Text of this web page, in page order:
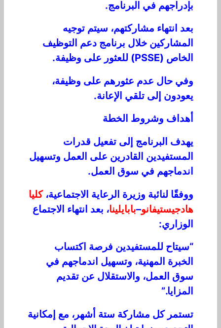
بإدراجهم في البرنامج.
بعد انتهاء مشاركتهم، سيتم توجيه
المشاركين خلال برنامج دعم التوظيف
الخاص (PSSE) للعثور على وظيفة.
وفي حال عدم عثورهم على وظيفة،
يعودون إلى تلقي الإعانة.
أهداف وشروط الخطة
يهدف البرنامج إلى تفعيل قدرات
المستفيدين القادرين على العمل وتسهيل
اندماجهم في سوق العمل.
ووفقًا لنائبة وزيرة الرعاية الاجتماعية،كليا
هادجيستيفانو–بابايلينا، بعد انتهاء الاجتماع
الوزاري:
“سيتاح للمستفيدين فرصة اكتساب
الخبرة المهنية، وتسهيل اندماجهم في
سوق العمل، والاستقلال عن تقديم
المزايا.”
تستمر كل مشاركة ستة أشهر، مع إمكانية